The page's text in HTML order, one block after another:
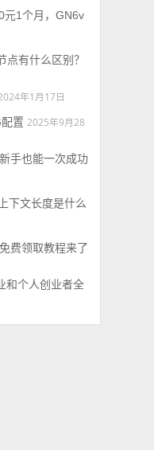
元1个月，GN6v
有什么区别？
年1月17日
置 2025年9月28
手也能一次成功
下文长度是什么
费领取教程来了
和个人创业者全